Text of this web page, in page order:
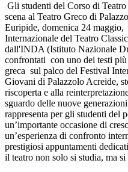
Gli studenti del Corso di
scena al Teatro Greco di
Euripide, domenica 24 maggio,
Internazionale del Teatro
dall'INDA (Istituto Nazionale
confrontati con uno dei testi
greca sul palco del Festival
Giovani di Palazzolo Acreide,
riscoperta e alla
sguardo delle nuove
rappresenta per gli studenti del
un’importante occasione di
un’esperienza di confronto
prestigiosi appuntamenti
il teatro non solo si studia, ma